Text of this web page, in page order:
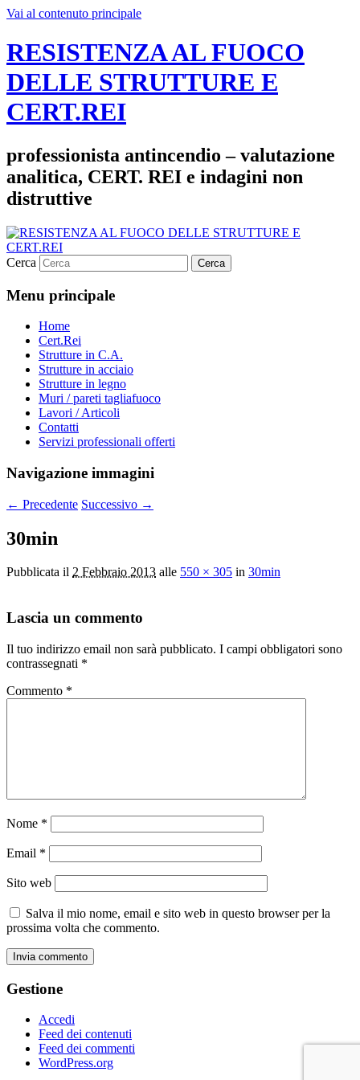
Vai al contenuto principale
RESISTENZA AL FUOCO
DELLE STRUTTURE E
CERT.REI
professionista antincendio – valutazione
analitica, CERT. REI e indagini non
distruttive
Cerca
Menu principale
Home
Cert.Rei
Strutture in C.A.
Strutture in acciaio
Strutture in legno
Muri / pareti tagliafuoco
Lavori / Articoli
Contatti
Servizi professionali offerti
Navigazione immagini
← Precedente Successivo →
30min
Pubblicata il 2 Febbraio 2013 alle 550 × 305 in 30min
Lascia un commento
Il tuo indirizzo email non sarà pubblicato. I campi obbligatori sono
contrassegnati *
Commento *
Nome *
Email *
Sito web
Salva il mio nome, email e sito web in questo browser per la
prossima volta che commento.
Gestione
Accedi
Feed dei contenuti
Feed dei commenti
WordPress.org